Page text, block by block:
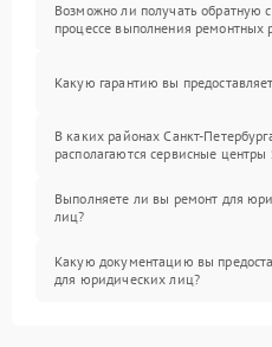
Возможно ли получать обратную
процессе выполнения ремонтных
Какую гарантию вы
В каких районах Санкт-
располагаются сервисные центры
Выполняете ли вы ремонт для
лиц?
Какую документацию вы
для юридических лиц?